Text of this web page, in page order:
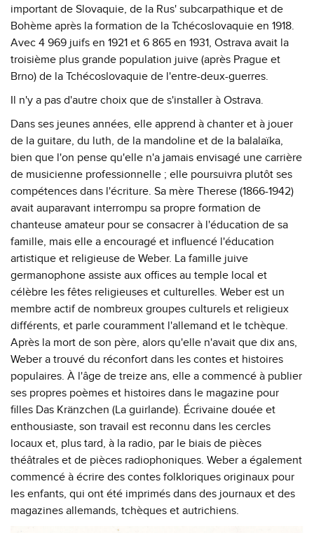
important de Slovaquie, de la Rus' subcarpathique et de
Bohème après la formation de la Tchécoslovaquie en 1918.
Avec 4 969 juifs en 1921 et 6 865 en 1931, Ostrava avait la
troisième plus grande population juive (après Prague et
Brno) de la Tchécoslovaquie de l'entre-deux-guerres.
Il n'y a pas d'autre choix que de s'installer à Ostrava.
Dans ses jeunes années, elle apprend à chanter et à jouer
de la guitare, du luth, de la mandoline et de la balalaïka,
bien que l'on pense qu'elle n'a jamais envisagé une carrière
de musicienne professionnelle ; elle poursuivra plutôt ses
compétences dans l'écriture. Sa mère Therese (1866-1942)
avait auparavant interrompu sa propre formation de
chanteuse amateur pour se consacrer à l'éducation de sa
famille, mais elle a encouragé et influencé l'éducation
artistique et religieuse de Weber. La famille juive
germanophone assiste aux offices au temple local et
célèbre les fêtes religieuses et culturelles. Weber est un
membre actif de nombreux groupes culturels et religieux
différents, et parle couramment l'allemand et le tchèque.
Après la mort de son père, alors qu'elle n'avait que dix ans,
Weber a trouvé du réconfort dans les contes et histoires
populaires. À l'âge de treize ans, elle a commencé à publier
ses propres poèmes et histoires dans le magazine pour
filles Das Kränzchen (La guirlande). Écrivaine douée et
enthousiaste, son travail est reconnu dans les cercles
locaux et, plus tard, à la radio, par le biais de pièces
théâtrales et de pièces radiophoniques. Weber a également
commencé à écrire des contes folkloriques originaux pour
les enfants, qui ont été imprimés dans des journaux et des
magazines allemands, tchèques et autrichiens.